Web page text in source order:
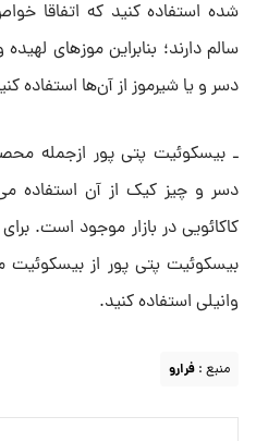
شده استفاده کنید که اتفاقا
سالم دارند؛ بنابراین موزهای
دسر و یا شیرموز از آن‌ها استفاده
ـ بیسکوئیت پتی پور ازجمله
دسر و چیز کیک از آن استفاده
کاکائویی در بازار موجود است.
بیسکوئیت پتی پور از بیسکوئیت
وانیلی استفاده کنید.
منبع : فرارو